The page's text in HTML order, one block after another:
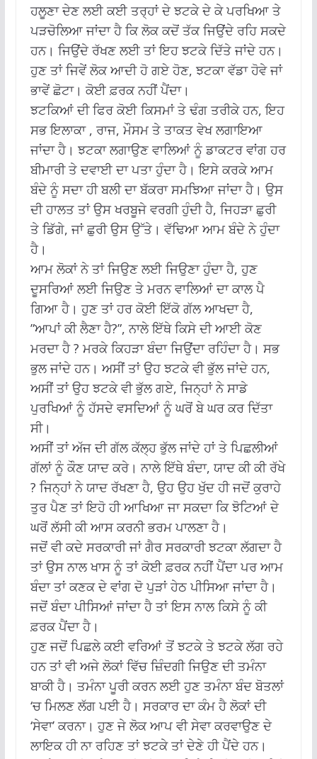
ਹਲੂਣਾ ਦੇਣ ਲਈ ਕਈ ਤਰ੍ਹਾਂ ਦੇ ਝਟਕੇ ਦੇ ਕੇ ਪਰਖਿਆ ਤੇ
ਪੜਚੋਲਿਆ ਜਾਂਦਾ ਹੈ ਕਿ ਲੋਕ ਕਦੋਂ ਤੱਕ ਜਿਉਂਦੇ ਰਹਿ ਸਕਦੇ
ਹਨ। ਜਿਉਂਦੇ ਰੱਖਣ ਲਈ ਤਾਂ ਇਹ ਝਟਕੇ ਦਿੱਤੇ ਜਾਂਦੇ ਹਨ।
ਹੁਣ ਤਾਂ ਜਿਵੇਂ ਲੋਕ ਆਦੀ ਹੋ ਗਏ ਹੋਣ, ਝਟਕਾ ਵੱਡਾ ਹੋਵੇ ਜਾਂ
ਭਾਵੇਂ ਛੋਟਾ। ਕੋਈ ਫ਼ਰਕ ਨਹੀਂ ਪੈਂਦਾ।
ਝਟਕਿਆਂ ਦੀ ਫਿਰ ਕੋਈ ਕਿਸਮਾਂ ਤੇ ਢੰਗ ਤਰੀਕੇ ਹਨ, ਇਹ
ਸਭ ਇਲਾਕਾ , ਰਾਜ, ਮੌਸਮ ਤੇ ਤਾਕਤ ਵੇਖ ਲਗਾਇਆ
ਜਾਂਦਾ ਹੈ। ਝਟਕਾ ਲਗਾਉਣ ਵਾਲਿਆਂ ਨੂੰ ਡਾਕਟਰ ਵਾਂਗ ਹਰ
ਬੀਮਾਰੀ ਤੇ ਦਵਾਈ ਦਾ ਪਤਾ ਹੁੰਦਾ ਹੈ। ਇਸੇ ਕਰਕੇ ਆਮ
ਬੰਦੇ ਨੂੰ ਸਦਾ ਹੀ ਬਲੀ ਦਾ ਬੱਕਰਾ ਸਮਝਿਆ ਜਾਂਦਾ ਹੈ। ਉਸ
ਦੀ ਹਾਲਤ ਤਾਂ ਉਸ ਖਰਬੂਜੇ ਵਰਗੀ ਹੁੰਦੀ ਹੈ, ਜਿਹੜਾ ਛੁਰੀ
ਤੇ ਡਿੱਗੇ, ਜਾਂ ਛੁਰੀ ਉਸ ਉੱਤੇ। ਵੱਢਿਆ ਆਮ ਬੰਦੇ ਨੇ ਹੁੰਦਾ
ਹੈ।
ਆਮ ਲੋਕਾਂ ਨੇ ਤਾਂ ਜਿਉਣ ਲਈ ਜਿਉਣਾ ਹੁੰਦਾ ਹੈ, ਹੁਣ
ਦੂਸਰਿਆਂ ਲਈ ਜਿਉਣ ਤੇ ਮਰਨ ਵਾਲਿਆਂ ਦਾ ਕਾਲ ਪੈ
ਗਿਆ ਹੈ। ਹੁਣ ਤਾਂ ਹਰ ਕੋਈ ਇੱਕੋ ਗੱਲ ਆਖਦਾ ਹੈ,
”ਆਪਾਂ ਕੀ ਲੈਣਾ ਹੈ?”, ਨਾਲੇ ਇੱਥੇ ਕਿਸੇ ਦੀ ਆਈ ਕੋਣ
ਮਰਦਾ ਹੈ ? ਮਰਕੇ ਕਿਹੜਾ ਬੰਦਾ ਜਿਉਂਦਾ ਰਹਿੰਦਾ ਹੈ। ਸਭ
ਭੁਲ ਜਾਂਦੇ ਹਨ। ਅਸੀਂ ਤਾਂ ਉਹ ਝਟਕੇ ਵੀ ਭੁੱਲ ਜਾਂਦੇ ਹਨ,
ਅਸੀਂ ਤਾਂ ਉਹ ਝਟਕੇ ਵੀ ਭੁੱਲ ਗਏ, ਜਿਨ੍ਹਾਂ ਨੇ ਸਾਡੇ
ਪੁਰਖਿਆਂ ਨੂੰ ਹੱਸਦੇ ਵਸਦਿਆਂ ਨੂੰ ਘਰੋਂ ਬੇ ਘਰ ਕਰ ਦਿੱਤਾ
ਸੀ।
ਅਸੀਂ ਤਾਂ ਅੱਜ ਦੀ ਗੱਲ ਕੱਲ੍ਹ ਭੁੱਲ ਜਾਂਦੇ ਹਾਂ ਤੇ ਪਿਛਲੀਆਂ
ਗੱਲਾਂ ਨੂੰ ਕੌਣ ਯਾਦ ਕਰੇ। ਨਾਲੇ ਇੱਥੇ ਬੰਦਾ, ਯਾਦ ਕੀ ਕੀ ਰੱਖੇ
? ਜਿਨ੍ਹਾਂ ਨੇ ਯਾਦ ਰੱਖਣਾ ਹੈ, ਉਹ ਉਹ ਖੁੱਦ ਹੀ ਜਦੋਂ ਕੁਰਾਹੇ
ਤੁਰ ਪੈਣ ਤਾਂ ਇਹੋ ਹੀ ਆਖਿਆ ਜਾ ਸਕਦਾ ਕਿ ਝੋਟਿਆਂ ਦੇ
ਘਰੋਂ ਲੱਸੀ ਕੀ ਆਸ ਕਰਨੀ ਭਰਮ ਪਾਲਣਾ ਹੈ।
ਜਦੋਂ ਵੀ ਕਦੇ ਸਰਕਾਰੀ ਜਾਂ ਗੈਰ ਸਰਕਾਰੀ ਝਟਕਾ ਲੱਗਦਾ ਹੈ
ਤਾਂ ਉਸ ਨਾਲ ਖਾਸ ਨੂੰ ਤਾਂ ਕੋਈ ਫ਼ਰਕ ਨਹੀਂ ਪੈਂਦਾ ਪਰ ਆਮ
ਬੰਦਾ ਤਾਂ ਕਣਕ ਦੇ ਵਾਂਗ ਦੋ ਪੁੜਾਂ ਹੇਠ ਪੀਸਿਆ ਜਾਂਦਾ ਹੈ।
ਜਦੋਂ ਬੰਦਾ ਪੀਸਿਆਂ ਜਾਂਦਾ ਹੈ ਤਾਂ ਇਸ ਨਾਲ ਕਿਸੇ ਨੂੰ ਕੀ
ਫ਼ਰਕ ਪੈਂਦਾ ਹੈ।
ਹੁਣ ਜਦੋਂ ਪਿਛਲੇ ਕਈ ਵਰਿਆਂ ਤੋਂ ਝਟਕੇ ਤੇ ਝਟਕੇ ਲੱਗ ਰਹੇ
ਹਨ ਤਾਂ ਵੀ ਅਜੇ ਲੋਕਾਂ ਵਿੱਚ ਜ਼ਿੰਦਗੀ ਜਿਉਣ ਦੀ ਤਮੰਨਾ
ਬਾਕੀ ਹੈ। ਤਮੰਨਾ ਪੂਰੀ ਕਰਨ ਲਈ ਹੁਣ ਤਮੰਨਾ ਬੰਦ ਬੋਤਲਾਂ
‘ਚ ਮਿਲਣ ਲੱਗ ਪਈ ਹੈ। ਸਰਕਾਰ ਦਾ ਕੰਮ ਹੈ ਲੋਕਾਂ ਦੀ
‘ਸੇਵਾ’ ਕਰਨਾ। ਹੁਣ ਜੇ ਲੋਕ ਆਪ ਵੀ ਸੇਵਾ ਕਰਵਾਉਣ ਦੇ
ਲਾਇਕ ਹੀ ਨਾ ਰਹਿਣ ਤਾਂ ਝਟਕੇ ਤਾਂ ਦੇਣੇ ਹੀ ਪੈਂਦੇ ਹਨ।